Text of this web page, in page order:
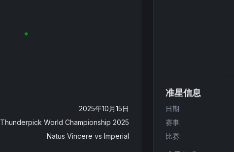
2025年10月15日
Thunderpick World Championship 2025
Natus Vincere vs Imperial
准星信息
日期:
赛事:
比赛: